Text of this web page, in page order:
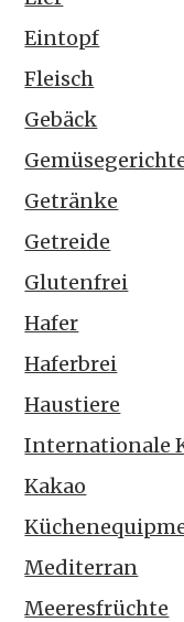
Eintopf
Fleisch
Gebäck
Getränke
Getreide
Glutenfrei
Hafer
Haferbrei
Haustiere
Internationale
Kakao
Mediterran
Meeresfrüchte